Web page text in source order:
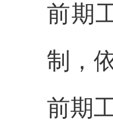
前期
制，
前期